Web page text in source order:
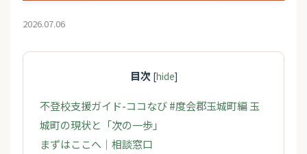
2026.07.06
目次 [hide]
不登校支援ガイド-ココなび #度会郡玉城町編 玉
城町の現状と「次の一歩」
まずはここへ｜相談窓口